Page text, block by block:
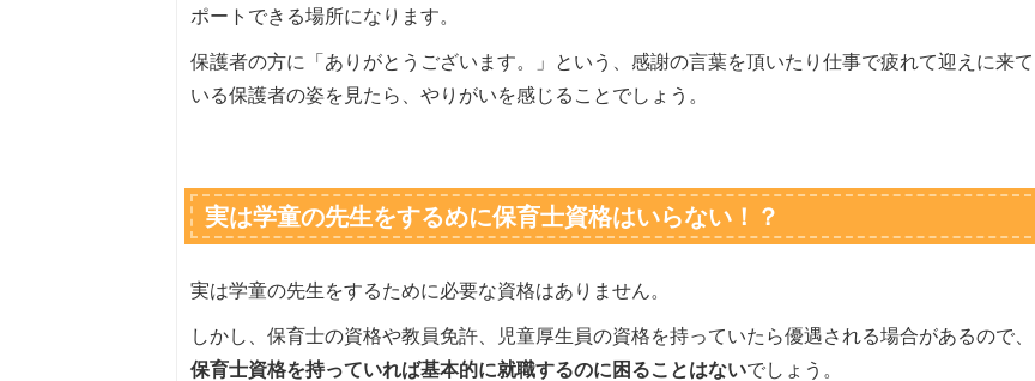
ポートできる場所になります。
保護者の方に「ありがとうございます。」という、感謝の言葉を頂いたり仕事で疲れて迎えに来て
いる保護者の姿を見たら、やりがいを感じることでしょう。
実は学童の先生をするめに保育士資格はいらない！？
実は学童の先生をするために必要な資格はありません。
しかし、保育士の資格や教員免許、児童厚生員の資格を持っていたら優遇される場合があるので、
保育士資格を持っていれば基本的に就職するのに困ることはないでしょう。